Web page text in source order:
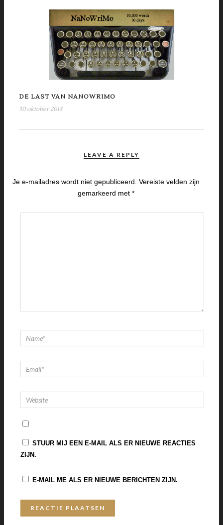
DE LAST VAN NANOWRIMO
30 oktober 2018
LEAVE A REPLY
Je e-mailadres wordt niet gepubliceerd. Vereiste velden zijn
gemarkeerd met*
STUUR MIJ EEN E-MAIL ALS ER NIEUWE REACTIES
ZIJN.
E-MAIL ME ALS ER NIEUWE BERICHTEN ZIJN.